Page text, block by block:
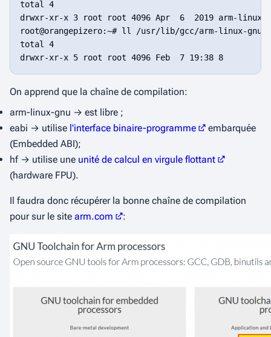
total 4
drwxr-xr-x 3 root root 4096 Apr  6  2019 arm-linux-
root@orangepizero:~# ll /usr/lib/gcc/arm-linux-
total 4
On apprend que la chaîne de compilation:
arm-linux-gnu → est libre ;
eabi → utilise l'interface binaire-programme
embarquée
(Embedded ABI);
hf→ utilise une unité de calcul en virgule flottant
(hardware FPU).
Il faudra donc récupérer la bonne chaîne de compilation
pour sur le site arm.com :